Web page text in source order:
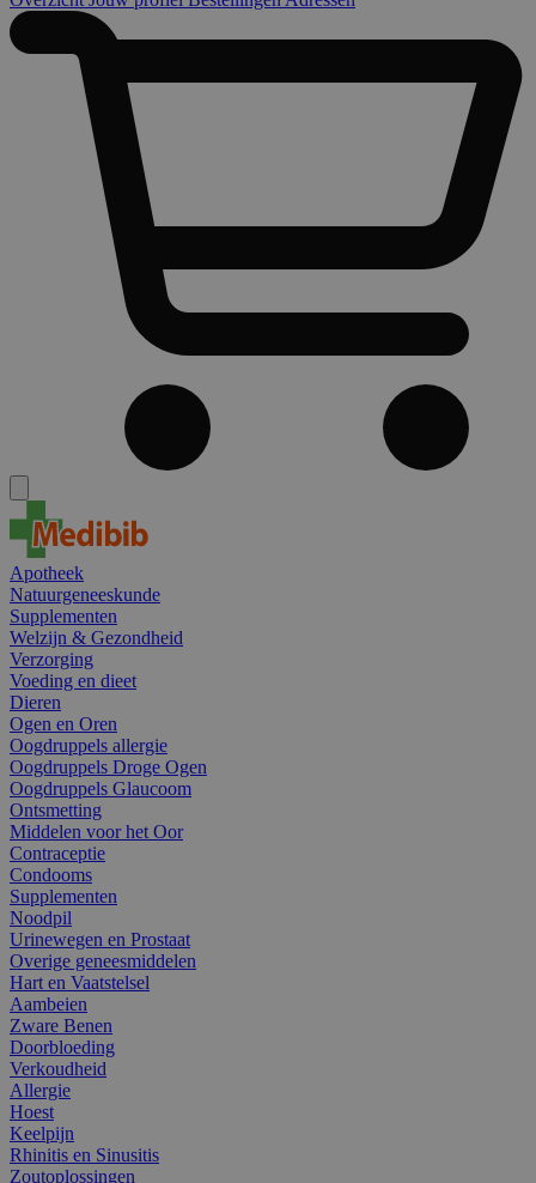
Apotheek
Natuurgeneeskunde
Supplementen
Welzijn & Gezondheid
Verzorging
Voeding en dieet
Dieren
Ogen en Oren
Oogdruppels allergie
Oogdruppels Droge Ogen
Oogdruppels Glaucoom
Ontsmetting
Middelen voor het Oor
Contraceptie
Condooms
Supplementen
Noodpil
Urinewegen en Prostaat
Overige geneesmiddelen
Hart en Vaatstelsel
Aambeien
Zware Benen
Doorbloeding
Verkoudheid
Allergie
Hoest
Keelpijn
Rhinitis en Sinusitis
Zoutoplossingen